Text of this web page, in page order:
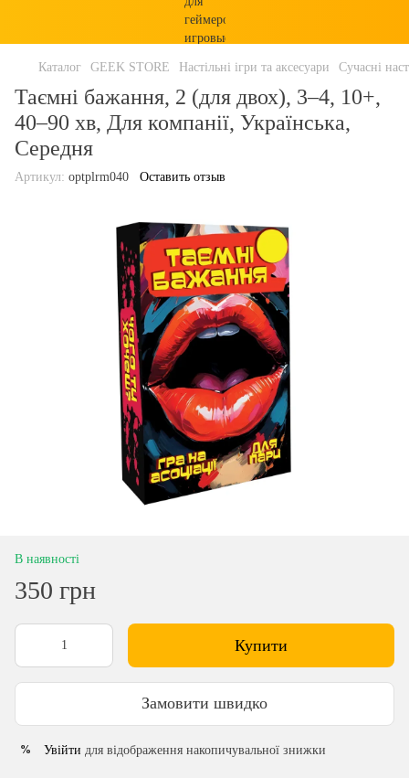
Каталог GEEK STORE Настільні ігри та аксесуари Сучасні
Таємні бажання, 2 (для двох), 3–4, 10+,
40–90 хв, Для компанії, Українська,
Середня
Артикул: optplrm040 Оставить отзыв
В наявності
350 грн
Купити
Замовити швидко
% Увійти для відображення накопичувальної знижки